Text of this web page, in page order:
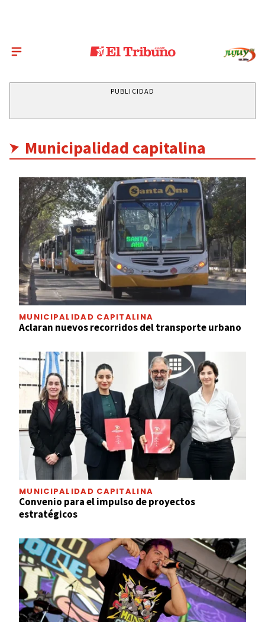
PUBLICIDAD
Municipalidad capitalina
MUNICIPALIDAD CAPITALINA
Aclaran nuevos recorridos del transporte urbano
MUNICIPALIDAD CAPITALINA
Convenio para el impulso de proyectos
estratégicos